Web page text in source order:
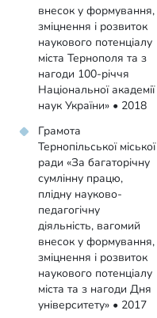
внесок у формування,
зміцнення і розвиток
наукового потенціалу
міста Тернополя та з
нагоди 100-річчя
Національної академії
наук України» • 2018
Грамота
Тернопільської міської
ради «За багаторічну
сумлінну працю,
плідну науково-
педагогічну
діяльність, вагомий
внесок у формування,
зміцнення і розвиток
наукового потенціалу
міста та з нагоди Дня
університету» • 2017